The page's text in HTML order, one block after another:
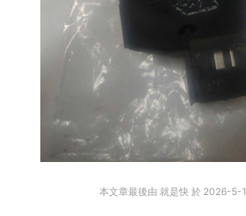
本文章最後由 就是快 於 2026-5-